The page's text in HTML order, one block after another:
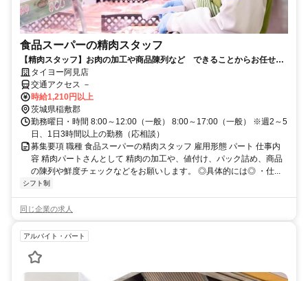
食品スーパーの精肉スタッフ
【精肉スタッフ】お肉の加工や商品陳列など できることからお任せ
未経験OK 20代～60代まで活躍中
タイヨー阿見店
交通アクセス －
時給1,210円以上
茨城県稲敷郡
勤務曜日・時間 8:00～12:00（一般） 8:00～17:00（一般） ※週2～5
日、1日3時間以上の勤務（応相談）
募集要項 職種 食品スーパーの精肉スタッフ 雇用形態 パート 仕事内
容 精肉パートさんとして 精肉の加工や、値付け、パック詰め、商品
の陳列や鮮度チェックなどをお願いします。 ◎具体的には◎ ・仕...
シフト制
同じ企業の求人
アルバイト・パート